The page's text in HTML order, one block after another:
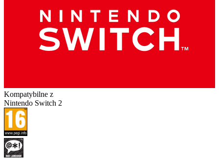
Kompatybilne z
Nintendo Switch 2